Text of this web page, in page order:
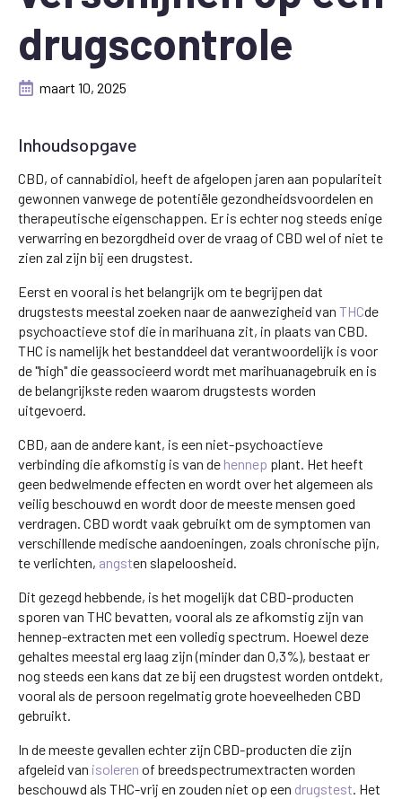
drugscontrole
maart 10, 2025
CBD, of cannabidiol, heeft de afgelopen jaren aan populariteit
gewonnen vanwege de potentiële gezondheidsvoordelen en
therapeutische eigenschappen. Er is echter nog steeds enige
verwarring en bezorgdheid over de vraag of CBD wel of niet te
zien zal zijn bij een drugstest.
Eerst en vooral is het belangrijk om te begrijpen dat
drugstests meestal zoeken naar de aanwezigheid van THCde
psychoactieve stof die in marihuana zit, in plaats van CBD.
THC is namelijk het bestanddeel dat verantwoordelijk is voor
de "high" die geassocieerd wordt met marihuanagebruik en is
de belangrijkste reden waarom drugstests worden
uitgevoerd.
CBD, aan de andere kant, is een niet-psychoactieve
verbinding die afkomstig is van de hennep plant. Het heeft
geen bedwelmende effecten en wordt over het algemeen als
veilig beschouwd en wordt door de meeste mensen goed
verdragen. CBD wordt vaak gebruikt om de symptomen van
verschillende medische aandoeningen, zoals chronische pijn,
te verlichten, angsten slapeloosheid.
Dit gezegd hebbende, is het mogelijk dat CBD-producten
sporen van THC bevatten, vooral als ze afkomstig zijn van
hennep-extracten met een volledig spectrum. Hoewel deze
gehaltes meestal erg laag zijn (minder dan 0,3%), bestaat er
nog steeds een kans dat ze bij een drugstest worden ontdekt,
vooral als de persoon regelmatig grote hoeveelheden CBD
gebruikt.
In de meeste gevallen echter zijn CBD-producten die zijn
afgeleid van isoleren of breedspectrumextracten worden
beschouwd als THC-vrij en zouden niet op een drugstest. Het
Inhoudsopgave